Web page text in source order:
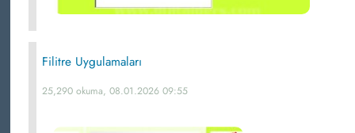
Filitre Uygulamaları
25,290 okuma, 08.01.2026 09:55